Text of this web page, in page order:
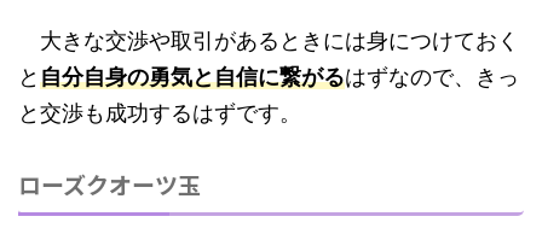
大きな交渉や取引があるときには身につけておく
と自分自身の勇気と自信に繋がるはずなので、きっ
と交渉も成功するはずです。
ローズクオーツ玉